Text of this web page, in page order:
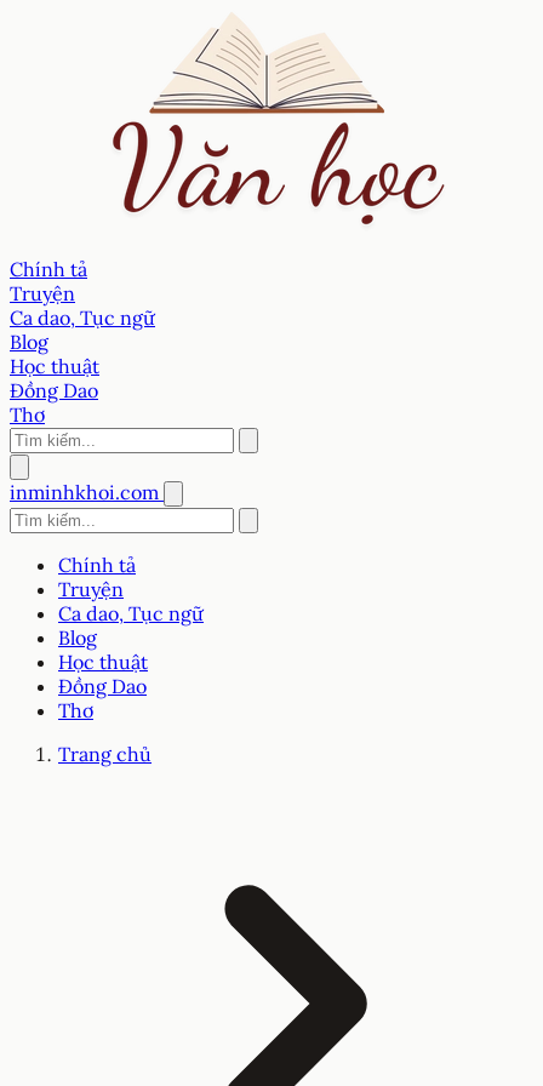
Chính tả
Truyện
Ca dao, Tục ngữ
Blog
Học thuật
Đồng Dao
Thơ
inminhkhoi.com
Chính tả
Truyện
Ca dao, Tục ngữ
Blog
Học thuật
Đồng Dao
Thơ
Trang chủ